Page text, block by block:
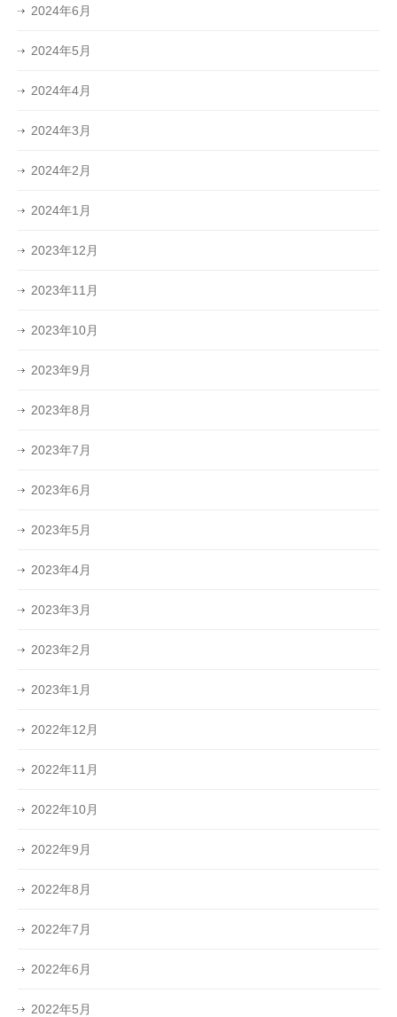
2024年6月
2024年5月
2024年4月
2024年3月
2024年2月
2024年1月
2023年12月
2023年11月
2023年10月
2023年9月
2023年8月
2023年7月
2023年6月
2023年5月
2023年4月
2023年3月
2023年2月
2023年1月
2022年12月
2022年11月
2022年10月
2022年9月
2022年8月
2022年7月
2022年6月
2022年5月